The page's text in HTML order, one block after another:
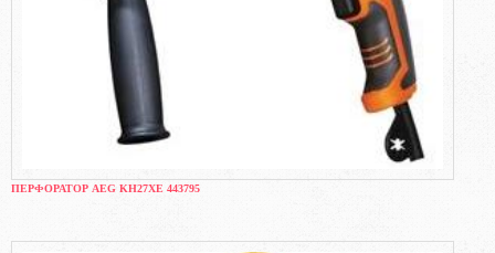
ПЕРФОРАТОР AEG KH27XE 443795